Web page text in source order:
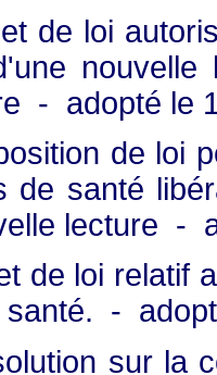
de loi
- adopté le
de loi
de santé
lecture -
loi relatif
santé. -
sur la